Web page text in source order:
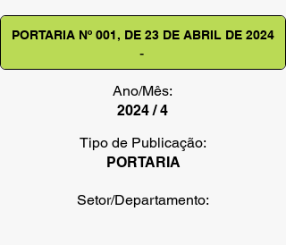
PORTARIA Nº 001, DE 23 DE ABRIL DE 2024
-
Ano/Mês:
2024 / 4
Tipo de Publicação:
PORTARIA
Setor/Departamento: